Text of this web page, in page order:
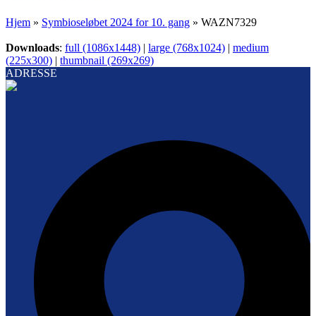
Hjem » Symbioseløbet 2024 for 10. gang » WAZN7329
Downloads: full (1086x1448) | large (768x1024) | medium
(225x300) | thumbnail (269x269)
ADRESSE